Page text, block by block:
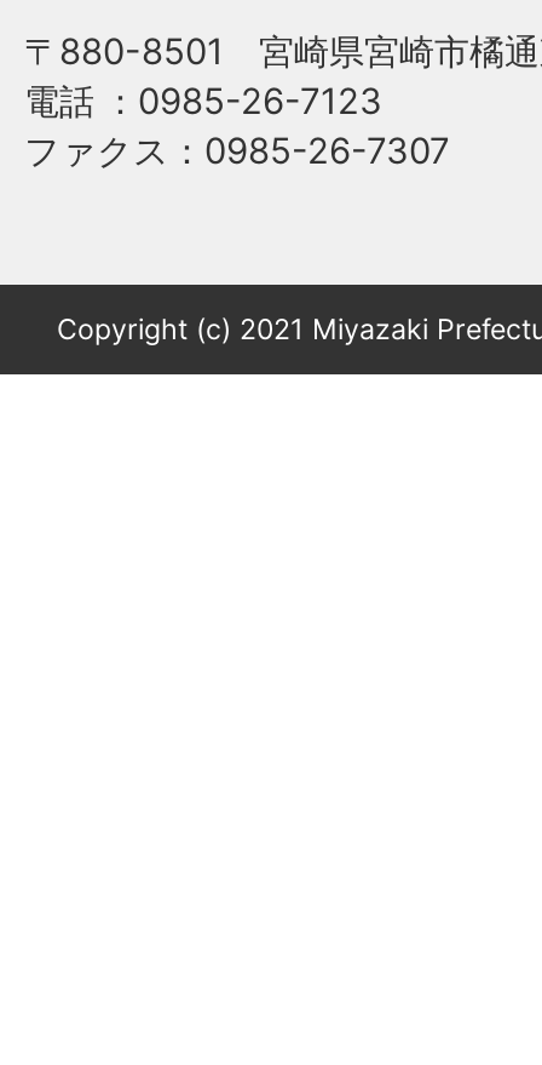
〒880-8501 宮崎県宮崎市橘通
電話 ：0985-26-7123
ファクス ：0985-26-7307
Copyright (c) 2021 Miyazaki